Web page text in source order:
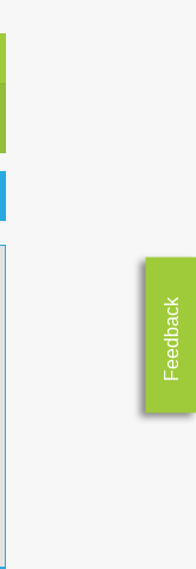
Feedback